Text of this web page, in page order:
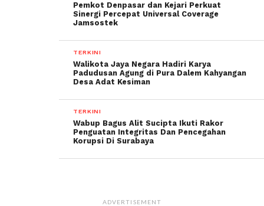
Pemkot Denpasar dan Kejari Perkuat
Sinergi Percepat Universal Coverage
Jamsostek
TERKINI
Walikota Jaya Negara Hadiri Karya
Padudusan Agung di Pura Dalem Kahyangan
Desa Adat Kesiman
TERKINI
Wabup Bagus Alit Sucipta Ikuti Rakor
Penguatan Integritas Dan Pencegahan
Korupsi Di Surabaya
ADVERTISEMENT